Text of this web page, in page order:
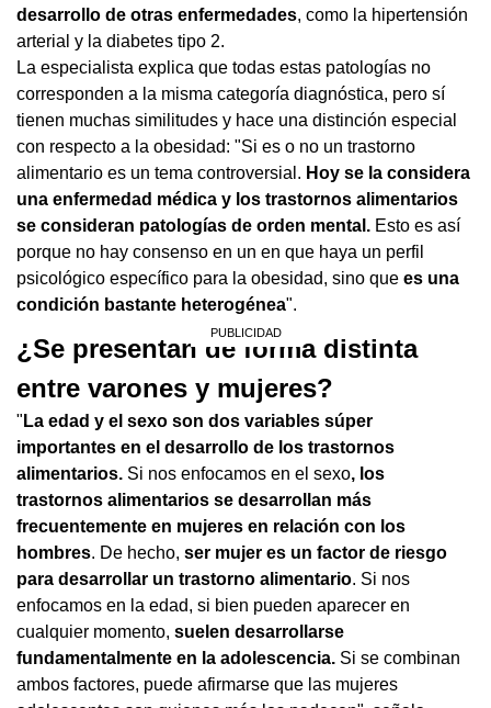
desarrollo de otras enfermedades, como la hipertensión
arterial y la diabetes tipo 2.
La especialista explica que todas estas patologías no
corresponden a la misma categoría diagnóstica, pero sí
tienen muchas similitudes y hace una distinción especial
con respecto a la obesidad: "Si es o no un trastorno
alimentario es un tema controversial. Hoy se la considera
una enfermedad médica y los trastornos alimentarios
se consideran patologías de orden mental. Esto es así
porque no hay consenso en un en que haya un perfil
psicológico específico para la obesidad, sino que es una
condición bastante heterogénea".
¿Se presentan de forma distinta
entre varones y mujeres?
" La edad y el sexo son dos variables súper
importantes en el desarrollo de los trastornos
alimentarios. Si nos enfocamos en el sexo, los
trastornos alimentarios se desarrollan más
frecuentemente en mujeres en relación con los
hombres. De hecho, ser mujer es un factor de riesgo
para desarrollar un trastorno alimentario. Si nos
enfocamos en la edad, si bien pueden aparecer en
cualquier momento, suelen desarrollarse
fundamentalmente en la adolescencia. Si se combinan
ambos factores, puede afirmarse que las mujeres